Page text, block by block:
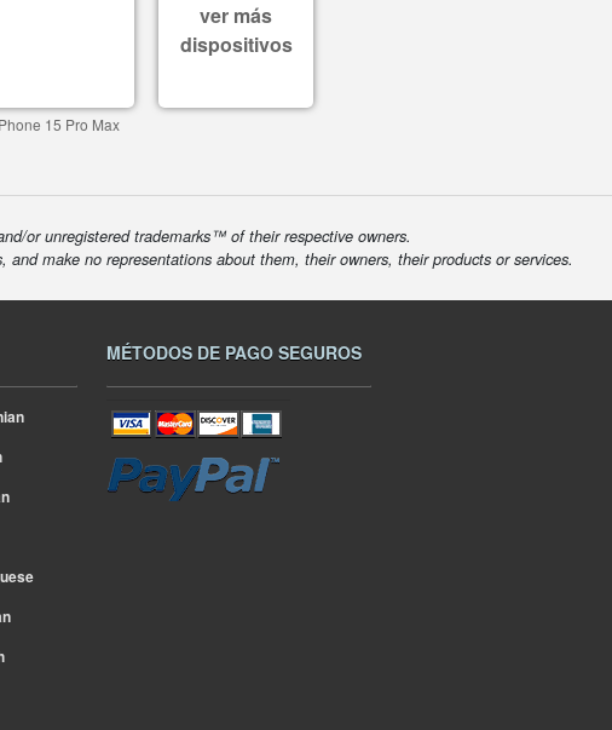
15 Pro Max
ver más
dispositivos
or unregistered trademarks™ of their respective owners.
make no representations about them, their owners, their products or services.
MÉTODOS DE PAGO SEGUROS